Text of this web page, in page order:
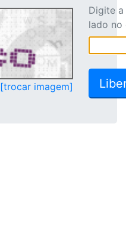
[trocar imagem]
Digite
lado no